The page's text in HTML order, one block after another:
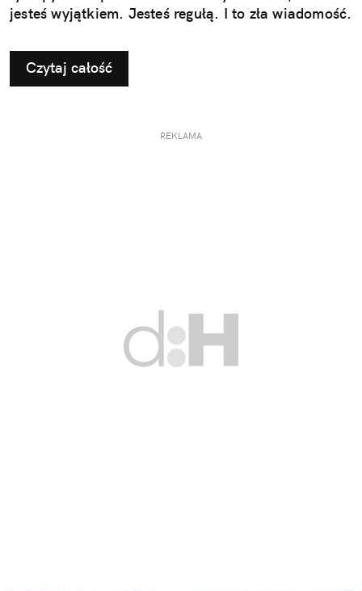
jesteś wyjątkiem. Jesteś regułą. I to zła wiadomość.
Czytaj całość
REKLAMA